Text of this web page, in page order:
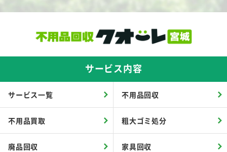
サービス内容
サービス一覧 不用品回収
不用品買取 粗大ゴミ処分
廃品回収 家具回収